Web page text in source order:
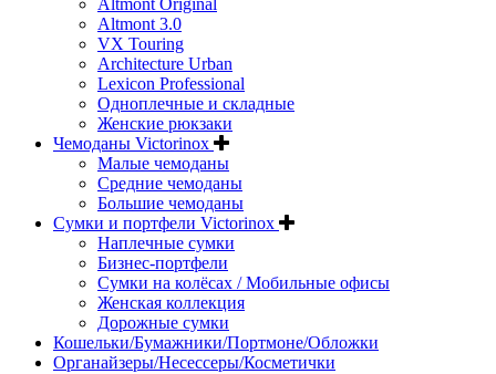
Altmont Original
Altmont 3.0
VX Touring
Architecture Urban
Lexicon Professional
Одноплечные и складные
Женские рюкзаки
Чемоданы Victorinox
Малые чемоданы
Средние чемоданы
Большие чемоданы
Сумки и портфели Victorinox
Наплечные сумки
Бизнес-портфели
Сумки на колёсах / Мобильные офисы
Женская коллекция
Дорожные сумки
Кошельки/Бумажники/Портмоне/Обложки
Органайзеры/Несессеры/Косметички